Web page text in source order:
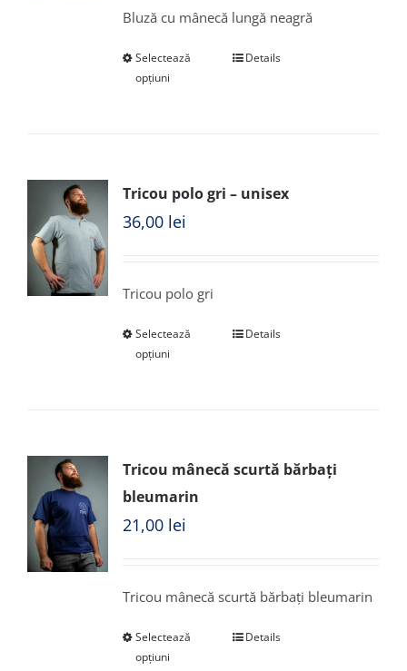
Bluză cu mânecă lungă neagră
Selectează
opțiuni
Details
Tricou polo gri – unisex
36,00 lei
Tricou polo gri
Selectează
opțiuni
Details
Tricou mânecă scurtă bărbați
bleumarin
21,00 lei
Tricou mânecă scurtă bărbați bleumarin
Selectează
opțiuni
Details